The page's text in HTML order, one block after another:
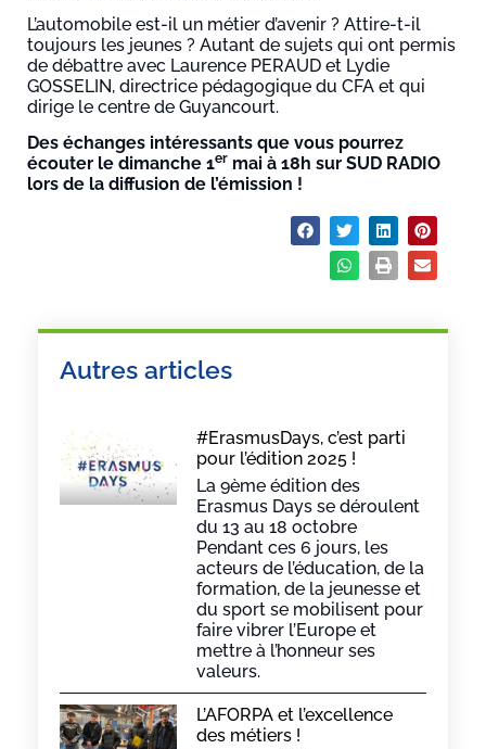
L’automobile est-il un métier d’avenir ? Attire-t-il
toujours les jeunes ? Autant de sujets qui ont permis
de débattre avec Laurence PERAUD et Lydie
GOSSELIN, directrice pédagogique du CFA et qui
dirige le centre de Guyancourt.
Des échanges intéressants que vous pourrez
écouter le dimanche 1er mai à 18h sur SUD RADIO
lors de la diffusion de l’émission !
Autres articles
#ErasmusDays, c’est parti
pour l’édition 2025 !
La 9ème édition des
Erasmus Days se déroulent
du 13 au 18 octobre
Pendant ces 6 jours, les
acteurs de l’éducation, de la
formation, de la jeunesse et
du sport se mobilisent pour
faire vibrer l’Europe et
mettre à l’honneur ses
valeurs.
L’AFORPA et l’excellence
des métiers !